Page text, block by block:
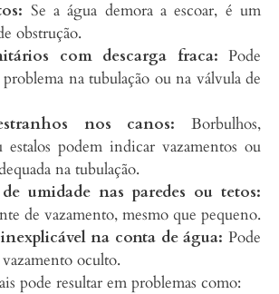
Se a água demora a escoar, é um
obstrução.
com descarga fraca: Pode
na tubulação ou na válvula de
nos canos: Borbulhos,
estalos podem indicar vazamentos ou
na tubulação.
umidade nas paredes ou tetos:
de vazamento, mesmo que pequeno.
na conta de água: Pode
oculto.
pode resultar em problemas como: